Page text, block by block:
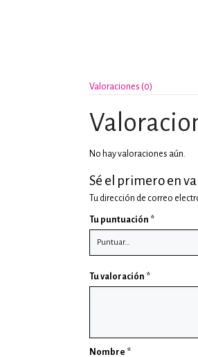
Valoraciones (0)
No hay valoraciones aún.
Sé el primero en
Tu dirección de correo
Tu puntuación *
Tu valoración *
Nombre *